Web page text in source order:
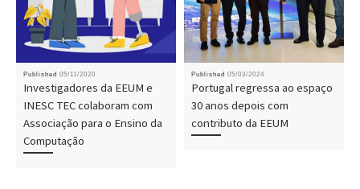
Published 05/11/2020
Investigadores da EEUM e
INESC TEC colaboram com
Associação para o Ensino da
Computação
Published 05/03/2024
Portugal regressa ao espaço
30 anos depois com
contributo da EEUM